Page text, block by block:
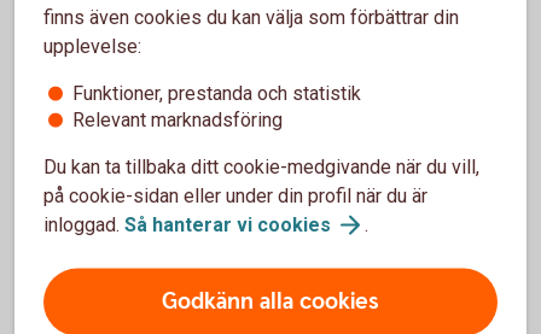
Skydda dig
mot
bedrägerier
finns även cookies du kan välja som förbättrar din
upplevelse:
Funktioner, prestanda och statistik
Relevant marknadsföring
Du kan ta tillbaka ditt cookie-medgivande när du vill,
på cookie-sidan eller under din profil när du är
inloggad. Så hanterar vi cookies .
Godkänn alla cookies